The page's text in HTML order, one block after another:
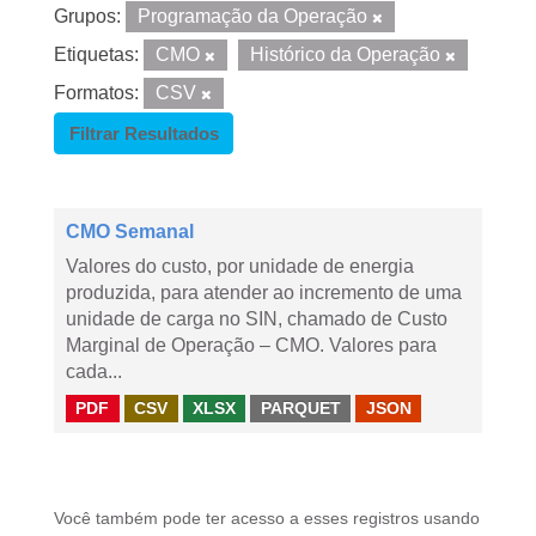
Grupos:
Programação da Operação
Etiquetas:
CMO
Histórico da Operação
Formatos:
CSV
Filtrar Resultados
CMO Semanal
Valores do custo, por unidade de energia
produzida, para atender ao incremento de uma
unidade de carga no SIN, chamado de Custo
Marginal de Operação – CMO. Valores para
cada...
PDF CSV XLSX PARQUET JSON
Você também pode ter acesso a esses registros usando